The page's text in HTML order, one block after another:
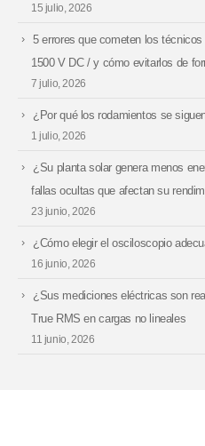
15 julio, 2026
5 errores que cometen los
1500 V DC / y cómo evitarlos de
7 julio, 2026
¿Por qué los rodamientos se
1 julio, 2026
¿Su planta solar genera menos
fallas ocultas que afectan su
23 junio, 2026
¿Cómo elegir el osciloscopio
16 junio, 2026
¿Sus mediciones eléctricas son
True RMS en cargas no lineales
11 junio, 2026